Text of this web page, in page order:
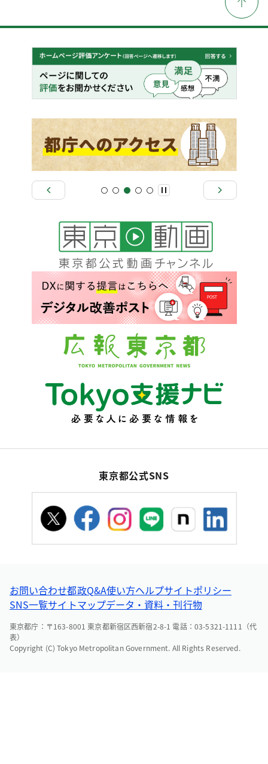
東京都公式SNS
お問い合わせ都政Q&A使い方ヘルプサイトポリシー
SNS一覧サイトマップデータ・資料・刊行物
東京都庁：〒163-8001 東京都新宿区西新宿2-8-1 電話：03-5321-1111（代
表）
Copyright (C) Tokyo Metropolitan Government. All Rights Reserved.